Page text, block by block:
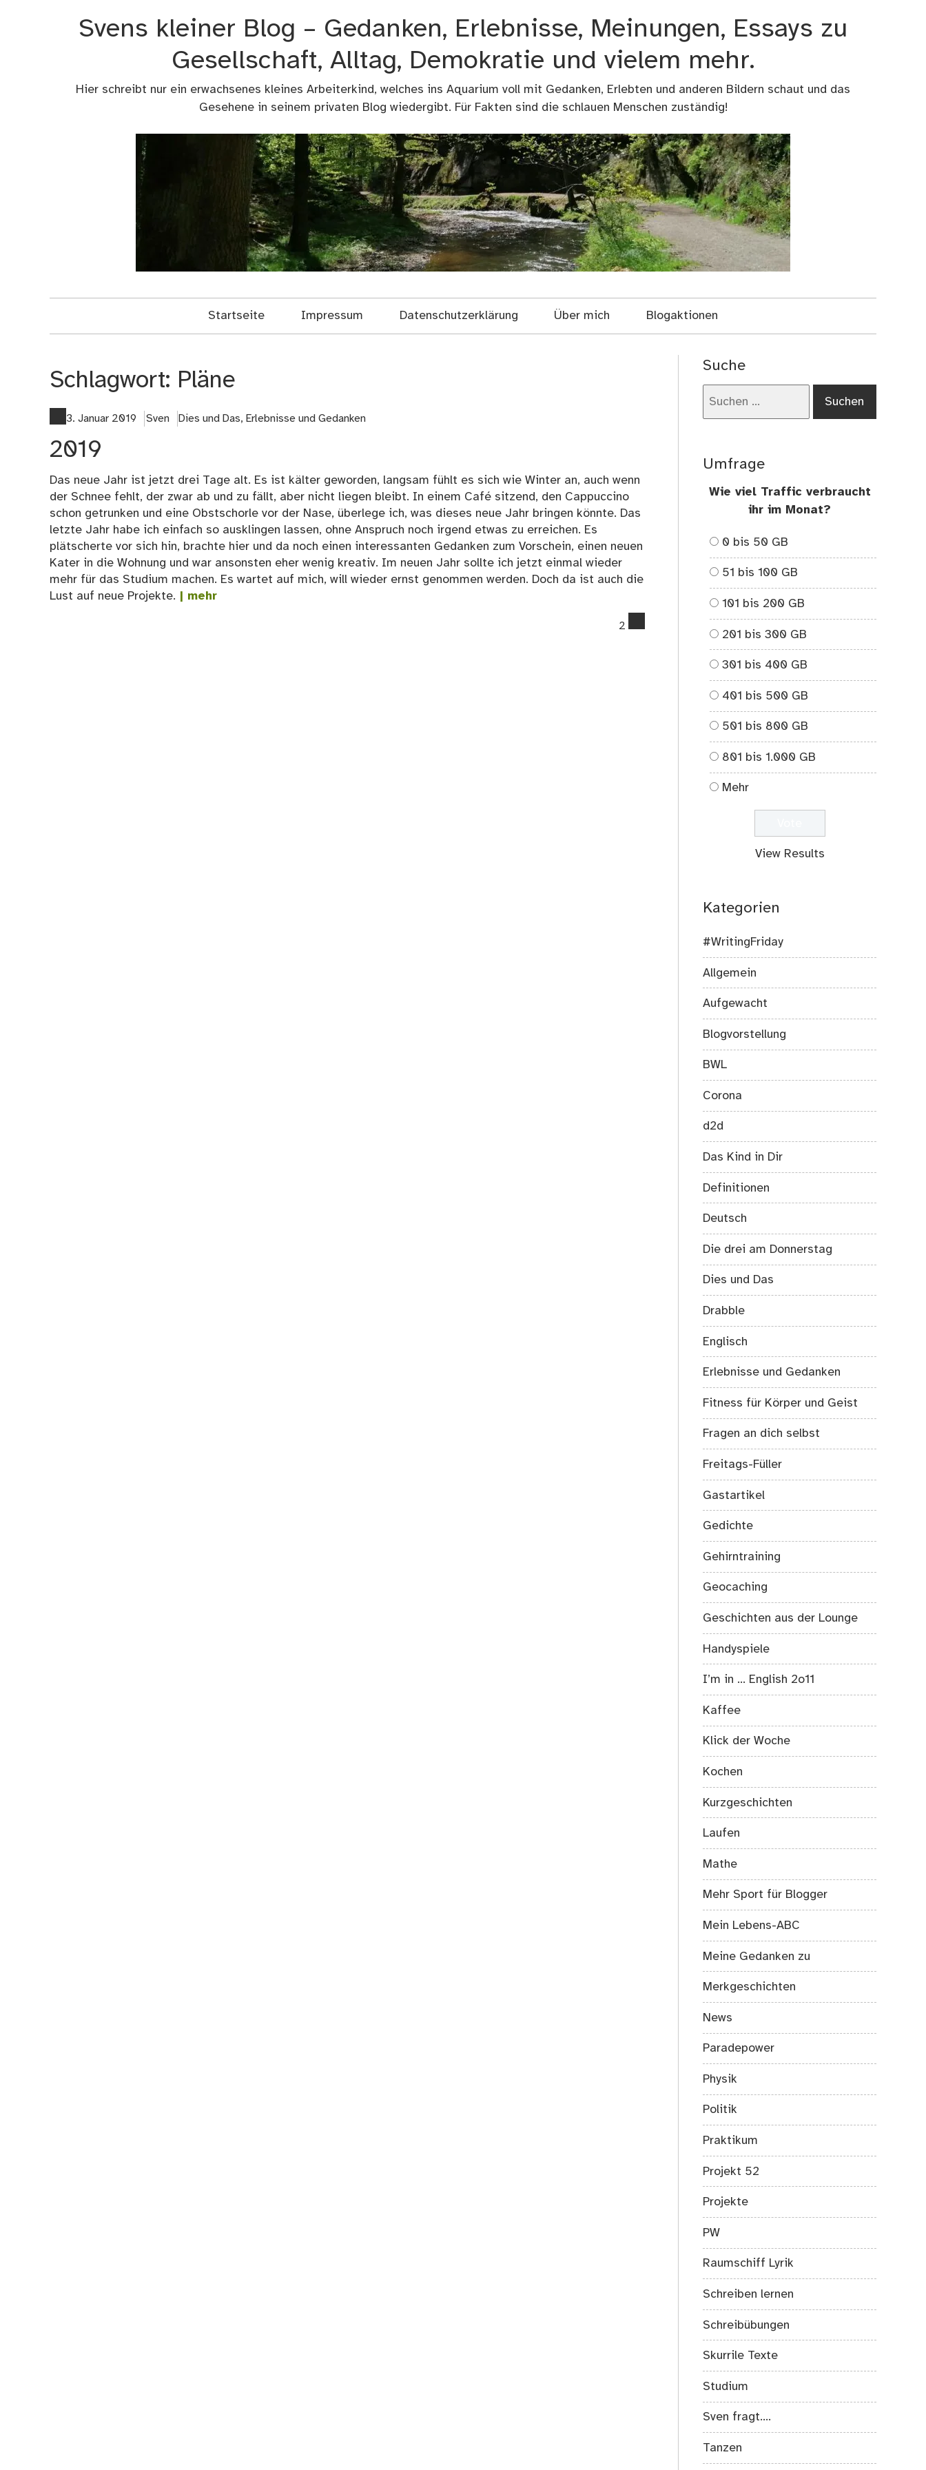
Svens kleiner Blog – Gedanken, Erlebnisse, Meinungen, Essays zu
Gesellschaft, Alltag, Demokratie und vielem mehr.
Hier schreibt nur ein erwachsenes kleines Arbeiterkind, welches ins Aquarium voll mit Gedanken, Erlebten und anderen Bildern schaut und das
Gesehene in seinem privaten Blog wiedergibt. Für Fakten sind die schlauen Menschen zuständig!
Startseite Impressum Datenschutzerklärung Über mich Blogaktionen
Schlagwort: Pläne
3. Januar 2019 Sven Dies und Das, Erlebnisse und Gedanken
2019
Das neue Jahr ist jetzt drei Tage alt. Es ist kälter geworden, langsam fühlt es sich wie Winter an, auch wenn
der Schnee fehlt, der zwar ab und zu fällt, aber nicht liegen bleibt. In einem Café sitzend, den Cappuccino
schon getrunken und eine Obstschorle vor der Nase, überlege ich, was dieses neue Jahr bringen könnte. Das
letzte Jahr habe ich einfach so ausklingen lassen, ohne Anspruch noch irgend etwas zu erreichen. Es
plätscherte vor sich hin, brachte hier und da noch einen interessanten Gedanken zum Vorschein, einen neuen
Kater in die Wohnung und war ansonsten eher wenig kreativ. Im neuen Jahr sollte ich jetzt einmal wieder
mehr für das Studium machen. Es wartet auf mich, will wieder ernst genommen werden. Doch da ist auch die
Lust auf neue Projekte. | mehr
2
Suche
Umfrage
Wie viel Traffic verbraucht
ihr im Monat?
0 bis 50 GB
51 bis 100 GB
101 bis 200 GB
201 bis 300 GB
301 bis 400 GB
401 bis 500 GB
501 bis 800 GB
801 bis 1.000 GB
Mehr
View Results
Kategorien
#WritingFriday
Allgemein
Aufgewacht
Blogvorstellung
BWL
Corona
d2d
Das Kind in Dir
Definitionen
Deutsch
Die drei am Donnerstag
Dies und Das
Drabble
Englisch
Erlebnisse und Gedanken
Fitness für Körper und Geist
Fragen an dich selbst
Freitags-Füller
Gastartikel
Gedichte
Gehirntraining
Geocaching
Geschichten aus der Lounge
Handyspiele
I’m in … English 2o11
Kaffee
Klick der Woche
Kochen
Kurzgeschichten
Laufen
Mathe
Mehr Sport für Blogger
Mein Lebens-ABC
Meine Gedanken zu
Merkgeschichten
News
Paradepower
Physik
Politik
Praktikum
Projekt 52
Projekte
PW
Raumschiff Lyrik
Schreiben lernen
Schreibübungen
Skurrile Texte
Studium
Sven fragt….
Tanzen